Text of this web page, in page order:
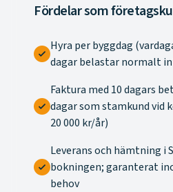
Fördelar som
Hyra per byggdag
dagar belastar normalt
Faktura med 10 dagars
dagar som stamkund vid
20 000 kr/år)
Leverans och hämtning i
bokningen; garanterat
behov